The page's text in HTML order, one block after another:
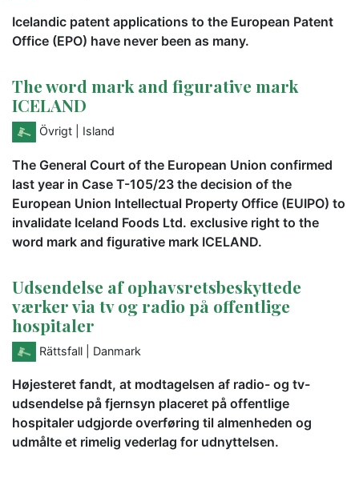
Icelandic patent applications to the European Patent
Office (EPO) have never been as many.
The word mark and figurative mark
ICELAND
Övrigt | Island
The General Court of the European Union confirmed
last year in Case T-105/23 the decision of the
European Union Intellectual Property Office (EUIPO) to
invalidate Iceland Foods Ltd. exclusive right to the
word mark and figurative mark ICELAND.
Udsendelse af ophavsretsbeskyttede
værker via tv og radio på offentlige
hospitaler
Rättsfall | Danmark
Højesteret fandt, at modtagelsen af radio- og tv-
udsendelse på fjernsyn placeret på offentlige
hospitaler udgjorde overføring til almenheden og
udmålte et rimelig vederlag for udnyttelsen.